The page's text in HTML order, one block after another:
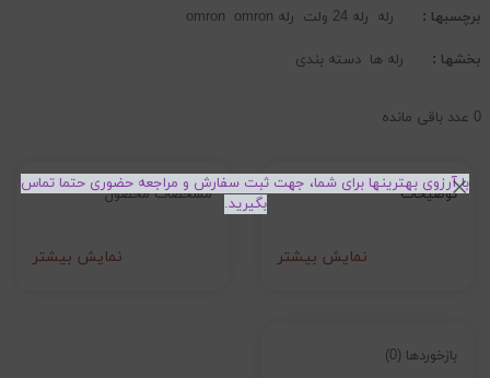
برچسبها : رله رله 24 ولت رله omron omron
بخشها : رله ها دسته بندی
0 عدد باقی مانده
توضیحات
نمایش بیشتر
مشخصات محصول
نمایش بیشتر
بازخوردها (0)
با آرزوی بهترینها برای شما، جهت ثبت سفارش و مراجعه حضوری حتما تماس
بگیرید.